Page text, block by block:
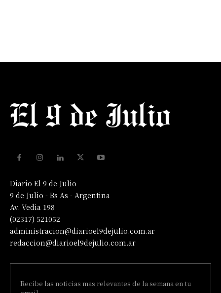
Diario El 9 de Julio
9 de Julio - Bs As - Argentina
Av. Vedia 198
(02317) 521052
administracion@diarioel9dejulio.com.ar
redaccion@diarioel9dejulio.com.ar
Recibe las noticias mas relevantes de la semana en tu